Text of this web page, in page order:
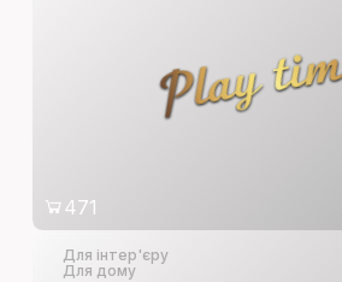
Play
471
Для інтер'єру
Для дому